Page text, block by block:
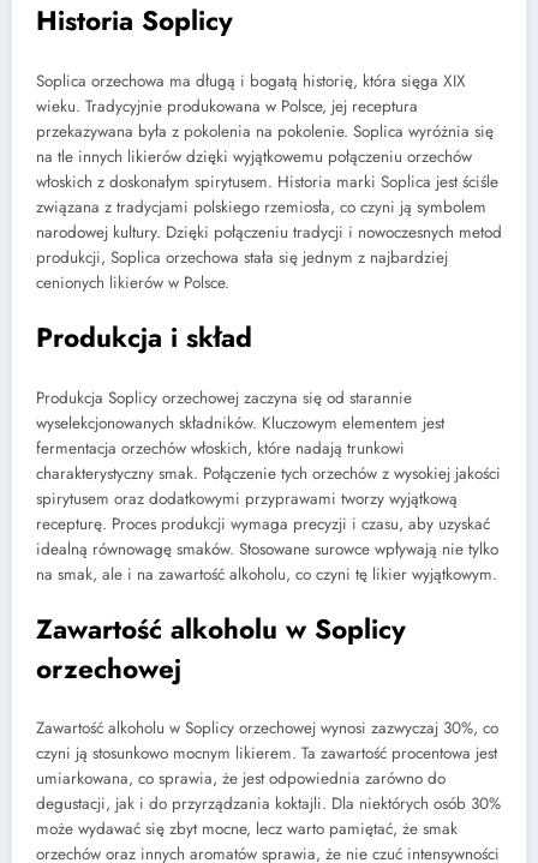
Historia Soplicy
Soplica orzechowa ma długą i bogatą historię, która sięga XIX
wieku. Tradycyjnie produkowana w Polsce, jej receptura
przekazywana była z pokolenia na pokolenie. Soplica wyróżnia się
na tle innych likierów dzięki wyjątkowemu połączeniu orzechów
włoskich z doskonałym spirytusem. Historia marki Soplica jest ściśle
związana z tradycjami polskiego rzemiosła, co czyni ją symbolem
narodowej kultury. Dzięki połączeniu tradycji i nowoczesnych metod
produkcji, Soplica orzechowa stała się jednym z najbardziej
cenionych likierów w Polsce.
Produkcja i skład
Produkcja Soplicy orzechowej zaczyna się od starannie
wyselekcjonowanych składników. Kluczowym elementem jest
fermentacja orzechów włoskich, które nadają trunkowi
charakterystyczny smak. Połączenie tych orzechów z wysokiej jakości
spirytusem oraz dodatkowymi przyprawami tworzy wyjątkową
recepturę. Proces produkcji wymaga precyzji i czasu, aby uzyskać
idealną równowagę smaków. Stosowane surowce wpływają nie tylko
na smak, ale i na zawartość alkoholu, co czyni tę likier wyjątkowym.
Zawartość alkoholu w Soplicy
orzechowej
Zawartość alkoholu w Soplicy orzechowej wynosi zazwyczaj 30%, co
czyni ją stosunkowo mocnym likierem. Ta zawartość procentowa jest
umiarkowana, co sprawia, że jest odpowiednia zarówno do
degustacji, jak i do przyrządzania koktajli. Dla niektórych osób 30%
może wydawać się zbyt mocne, lecz warto pamiętać, że smak
orzechów oraz innych aromatów sprawia, że nie czuć intensywności